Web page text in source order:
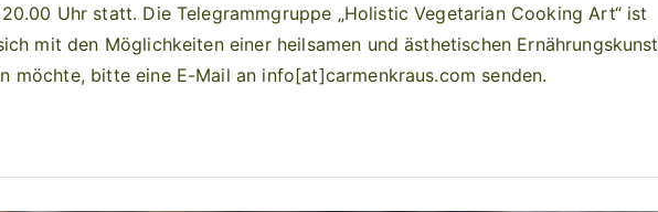
Uhr statt. Die Telegrammgruppe „Holistic Vegetarian Cooking Art“ ist
mit den Möglichkeiten einer heilsamen und ästhetischen Ernährungskunst
möchte, bitte eine E-Mail an info[at]carmenkraus.com senden.